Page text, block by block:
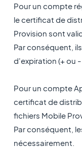
Pour un compte
le certificat de
Provision sont
Par conséquent,
d'expiration (+ ou -
Pour un compte
certificat de
fichiers Mobile
Par conséquent,
nécessairement.